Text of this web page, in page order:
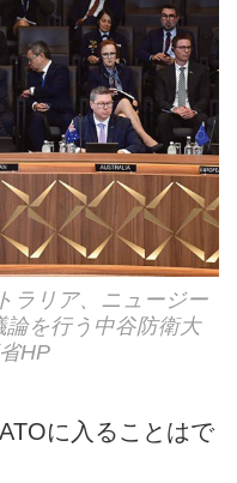
ラリア、ニュージー
論を行う中谷防衛大
HP
に入ることはで